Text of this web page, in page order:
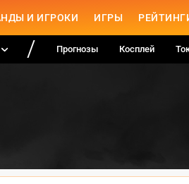
И ИГРОКИ ИГРЫ
Прогнозы Косплей